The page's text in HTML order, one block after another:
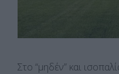
Στο “μηδέν” και